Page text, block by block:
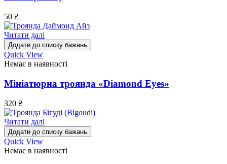
50 ₴
Читати далі
Додати до списку бажань
Quick View
Немає в наявності
Мініатюрна троянда «Diamond Eyes»
320 ₴
Читати далі
Додати до списку бажань
Quick View
Немає в наявності